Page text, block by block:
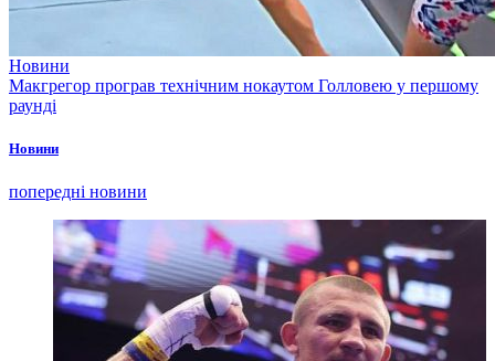
Новини
Макгрегор програв технічним нокаутом Голловею у першому
раунді
Новини
попередні новини